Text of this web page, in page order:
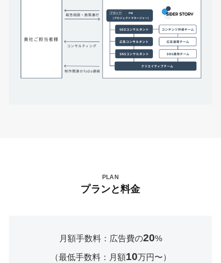
PLAN
プランと料金
月額手数料：広告費の20%
（最低手数料：月額10万円〜）